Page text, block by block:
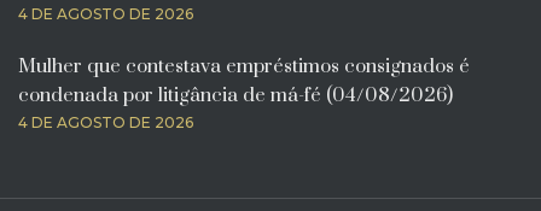
4 DE AGOSTO DE 2026
Mulher que contestava empréstimos consignados é
condenada por litigância de má-fé (04/08/2026)
4 DE AGOSTO DE 2026